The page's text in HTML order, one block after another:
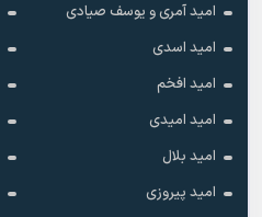
امید آمری و یوسف صیادی
امید اسدی
امید افخم
امید امیدی
امید بلال
امید پیروزی